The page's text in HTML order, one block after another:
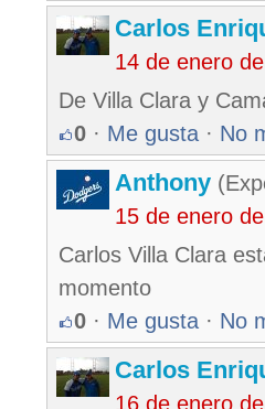
Carlos
14 de enero
De Villa Clara y
0 · Me gusta · No
Anthony
15 de enero
Carlos Villa Clara
momento
0 · Me gusta · No
Carlos
16 de enero